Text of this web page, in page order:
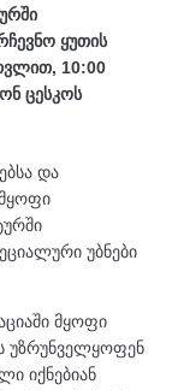
ყუთის
10:00
ცესკოს
და
უბნები
მყოფი
უზრუნველყოფენ
იქნებიან